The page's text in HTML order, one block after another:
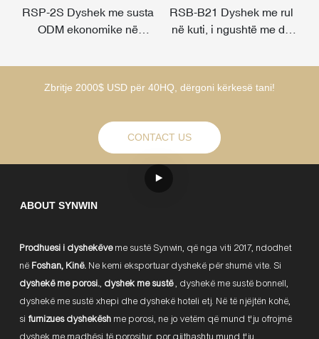
RSP-2S Dyshek me susta
ODM ekonomike në
RSB-B21 Dyshek me rul
në kuti, i ngushtë me dy
Zbritje 2000$ USD për 40HQ, dërgoni kërkesë tani!
CONTACT US
ABOUT SYNWIN
Prodhuesi i dyshekëveme sustë Synwin, që nga viti 2017, ndodhet
nëFoshan, Kinë. Ne kemi eksportuar dyshekë për shumë vite. Si
dyshekë me porosi.,dyshek me sustë, dyshekë me sustë bonnell,
dyshekë me sustë xhepi dhe dyshekë hoteli etj. Në të njëjtën kohë,
sifurnizues dyshekësh me porosi, ne jo vetëm që mund t'ju ofrojmë
dyshek me madhësi të porositur, por gjithashtu mund t'ju